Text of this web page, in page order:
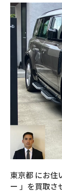
東京都にお住
ー 」を買取さ